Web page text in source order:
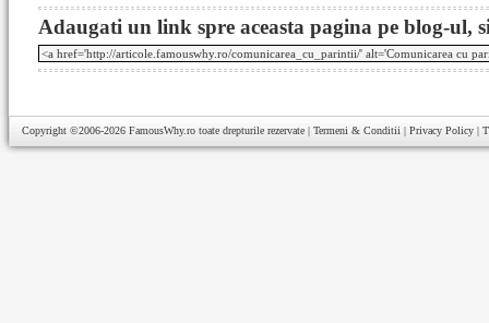
Adaugati un link spre aceasta pagina pe blog-ul,
Copyright ©2006-2026 FamousWhy.ro toate drepturile rezervate | Termeni & Conditii | Privacy Policy |